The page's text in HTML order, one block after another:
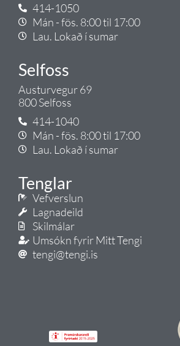
414-1050
Mán - fös. 8:00 til 17:00
Lau. Lokað í sumar
Selfoss
Austurvegur 69
800 Selfoss
414-1040
Mán - fös. 8:00 til 17:00
Lau. Lokað í sumar
Tenglar
Vefverslun
Lagnadeild
Skilmálar
Umsókn fyrir Mitt Tengi
tengi@tengi.is